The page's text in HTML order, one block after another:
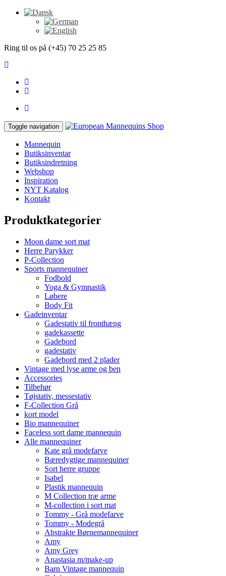
Ring til os på (+45) 70 25 25 85
Toggle navigation
Mannequin
Butiksinventar
Butiksindretning
Webshop
Inspiration
NYT Katalog
Kontakt
Produktkategorier
Moon dame sort mat
Herre Parykker
P-Collection
Sports mannequiner
Fodbold
Yoga & Gymnastik
Løbere
Body Fit
Gadeinventar
Gadestativ til fronthæng
gadekassette
Gadebord
gadestativ
Gadebord med 2 plader
Vintage med lyse arme og ben
Accessories
Tilbehør
Tøjstativ, messestativ
F-Collection Grå
kort model
Bio mannequiner
Faceless sort dame mannequin
Alle mannequiner
Kate grå modefarve
Bæredygtige mannequiner
Sort herre gruppe
Isabel
Plastik mannequin
M Collection træ arme
M-collection i sort mat
Tommy - Grå modefarve
Tommy - Modegrå
Abstrakte Børnemannequiner
Amy
Amy Grey
Anastasia m/make-up
Barn Vintage mannequin